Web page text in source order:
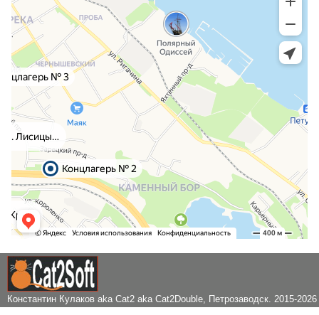
Константин Кулаков aka Cat2 aka Cat2Double, Петрозаводск. 2015-2026